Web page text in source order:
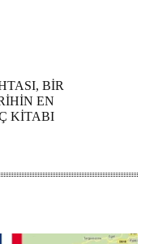
BİR
EN
KİTABI